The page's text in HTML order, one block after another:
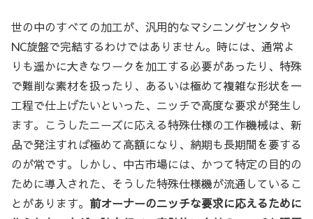
世の中のすべての加工が、汎用的なマシニングセンタや
NC旋盤で完結するわけではありません。時には、通常よ
りも遥かに大きなワークを加工する必要があったり、特殊
で難削な素材を扱ったり、あるいは極めて複雑な形状を一
工程で仕上げたいといった、ニッチで高度な要求が発生し
ます。こうしたニーズに応える特殊仕様の工作機械は、新
品で発注すれば極めて高額になり、納期も長期間を要する
のが常です。しかし、中古市場には、かつて特定の目的の
ために導入された、そうした特殊仕様機が流通しているこ
とがあります。 前オーナーのニッチな要求に応えるために